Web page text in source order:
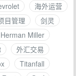
海外运营
目管理
剑灵
Herman Miller
外汇交易
Titanfall